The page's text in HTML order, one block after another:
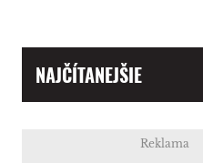
NAJČÍTANEJŠIE
Reklama